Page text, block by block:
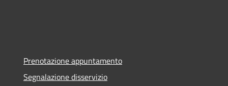
Prenotazione appuntamento
Segnalazione disservizio